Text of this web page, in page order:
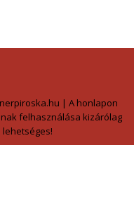
| A honlapon
felhasználása kizárólag